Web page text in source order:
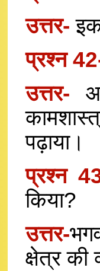
उत्तर-
प्रश्न
उत्तर-
पढ़ाया।
प्रश्न
किया?
उत्तर-
क्षेत्र की